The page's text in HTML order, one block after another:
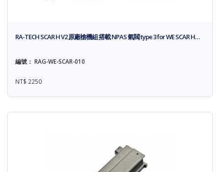
RA-TECH SCAR H V2 原廠槍機組 搭載 NPAS 氣閥 type 3 for WE SCAR H…
編號： RAG-WE-SCAR-010
NT$ 2250